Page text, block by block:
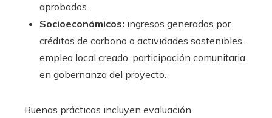
aprobados.
Socioeconómicos: ingresos generados por
créditos de carbono o actividades sostenibles,
empleo local creado, participación comunitaria
en gobernanza del proyecto.
Buenas prácticas incluyen evaluación